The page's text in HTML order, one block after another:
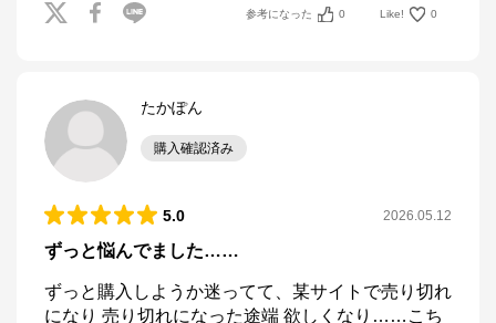
参考になった 0 Like! 0
たかぽん
購入確認済み
5.0 2026.05.12
ずっと悩んでました……
ずっと購入しようか迷ってて、某サイトで売り切れ
になり 売り切れになった途端 欲しくなり……こち